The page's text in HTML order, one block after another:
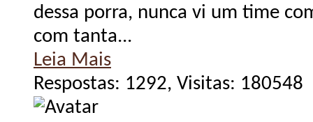
dessa porra, nunca vi um time
com tanta...
Leia Mais
Respostas: 1292, Visitas: 180548